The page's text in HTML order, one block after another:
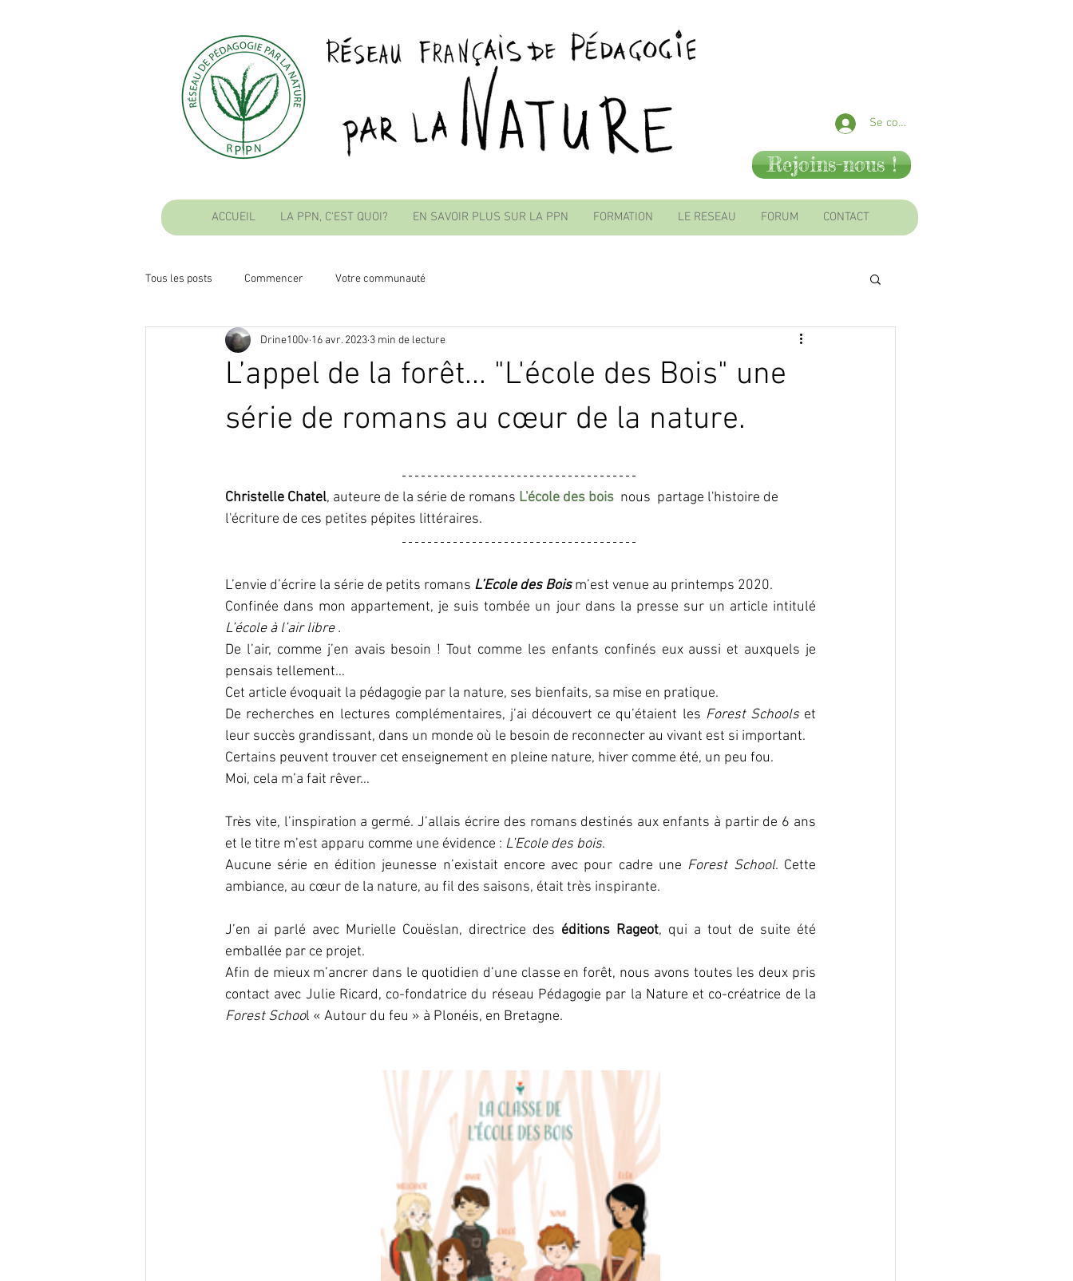
Se connecter
Rejoins-nous !
ACCUEIL LA PPN, C'EST QUOI? EN SAVOIR PLUS SUR LA PPN FORMATION LE RESEAU FORUM CONTACT
Tous les posts Commencer Votre communauté
L’appel de la forêt... "L'école des Bois" une
série de romans au cœur de la nature.
Drine100v 16 avr. 2023 3 min de lecture
Christelle Chatel, auteure de la série de romans L'école des bois
  nous  partage l'histoire de
l'écriture de ces petites pépites littéraires.
L’envie d’écrire la série de petits romans L’Ecole des Bois m’est venue au printemps 2020.
L’école à l’air libre .
De l’air, comme j’en avais besoin ! Tout comme les enfants confinés eux aussi et auxquels je
pensais tellement…
Cet article évoquait la pédagogie par la nature, ses bienfaits, sa mise en pratique.
De recherches en lectures complémentaires, j’ai découvert ce qu’étaient les Forest Schools et
leur succès grandissant, dans un monde où le besoin de reconnecter au vivant est si important.
Certains peuvent trouver cet enseignement en pleine nature, hiver comme été, un peu fou.
Moi, cela m’a fait rêver…
Très vite, l’inspiration a germé. J’allais écrire des romans destinés aux enfants à partir de 6 ans
et le titre m’est apparu comme une évidence : L’Ecole des bois.
Aucune série en édition jeunesse n’existait encore avec pour cadre une Forest School. Cette
ambiance, au cœur de la nature, au fil des saisons, était très inspirante.
J’en ai parlé avec Murielle Couëslan, directrice des éditions Rageot, qui a tout de suite été
emballée par ce projet.
Afin de mieux m’ancrer dans le quotidien d’une classe en forêt, nous avons toutes les deux pris
Forest School « Autour du feu » à Plonéis, en Bretagne.